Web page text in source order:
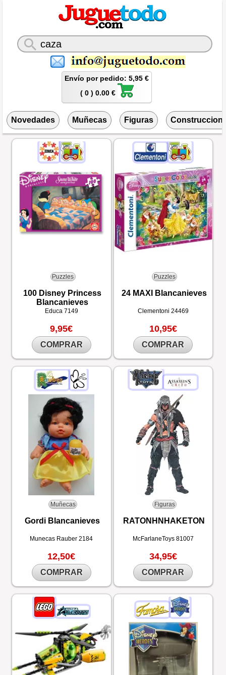
Envío por pedido: 5,95 €
( 0 ) 0.00 €
Novedades Muñecas Figuras
Puzzles
100 Disney Princess
Blancanieves
Educa 7149
9,95€
COMPRAR
Puzzles
24 MAXI Blancanieves
Clementoni 24469
10,95€
COMPRAR
Muñecas
Gordi Blancanieves
Munecas Rauber2184
12,50€
COMPRAR
Figuras
RATONHNHAKETON
McFarlaneToys 81007
34,95€
COMPRAR